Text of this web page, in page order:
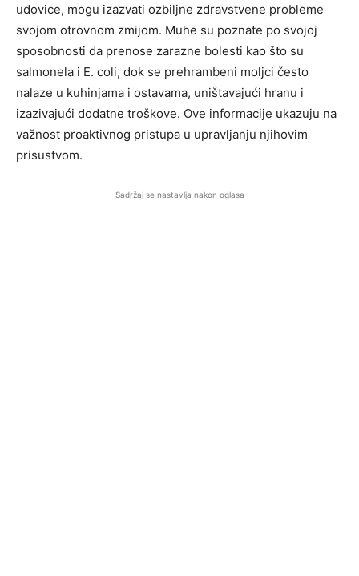
udovice, mogu izazvati ozbiljne zdravstvene probleme
svojom otrovnom zmijom. Muhe su poznate po svojoj
sposobnosti da prenose zarazne bolesti kao što su
salmonela i E. coli, dok se prehrambeni moljci često
nalaze u kuhinjama i ostavama, uništavajući hranu i
izazivajući dodatne troškove. Ove informacije ukazuju na
važnost proaktivnog pristupa u upravljanju njihovim
prisustvom.
Sadržaj se nastavlja nakon oglasa